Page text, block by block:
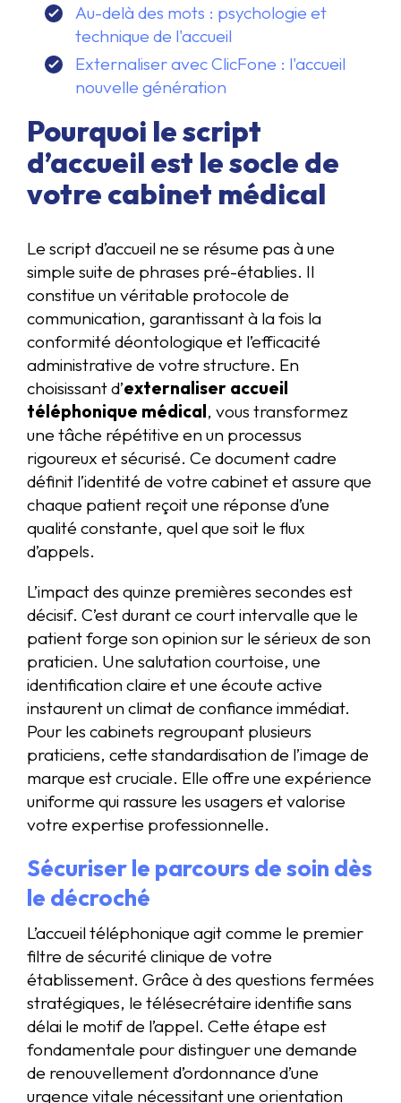
Au-delà des mots : psychologie et
technique de l'accueil
Externaliser avec ClicFone : l'accueil
nouvelle génération
Pourquoi le script
d’accueil est le socle de
votre cabinet médical
Le script d’accueil ne se résume pas à une
simple suite de phrases pré-établies. Il
constitue un véritable protocole de
communication, garantissant à la fois la
conformité déontologique et l’efficacité
administrative de votre structure. En
choisissant d’externaliser accueil
téléphonique médical, vous transformez
une tâche répétitive en un processus
rigoureux et sécurisé. Ce document cadre
définit l’identité de votre cabinet et assure que
chaque patient reçoit une réponse d’une
qualité constante, quel que soit le flux
d’appels.
L’impact des quinze premières secondes est
décisif. C’est durant ce court intervalle que le
patient forge son opinion sur le sérieux de son
praticien. Une salutation courtoise, une
identification claire et une écoute active
instaurent un climat de confiance immédiat.
Pour les cabinets regroupant plusieurs
praticiens, cette standardisation de l’image de
marque est cruciale. Elle offre une expérience
uniforme qui rassure les usagers et valorise
votre expertise professionnelle.
Sécuriser le parcours de soin dès
le décroché
L’accueil téléphonique agit comme le premier
filtre de sécurité clinique de votre
établissement. Grâce à des questions fermées
stratégiques, le télésecrétaire identifie sans
délai le motif de l’appel. Cette étape est
fondamentale pour distinguer une demande
de renouvellement d’ordonnance d’une
urgence vitale nécessitant une orientation